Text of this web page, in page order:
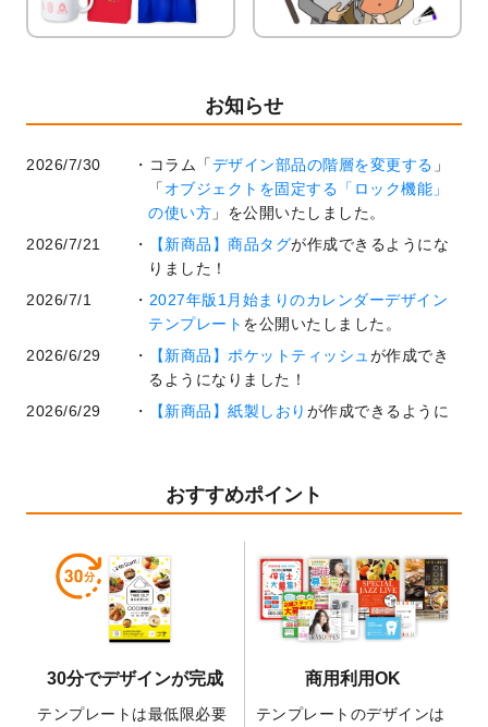
お知らせ
2026/7/30 コラム「デザイン部品の階層を変更する 」
「 オブジェクトを固定する「ロック機能」
の使い方 」を公開いたしました。
2026/7/21
【新商品】商品タグが作成できるようにな
りました！
2026/7/1
2027年版1月始まりのカレンダーデザイン
テンプレート を公開いたしました。
2026/6/29
【新商品】ポケットティッシュが作成でき
るようになりました！
2026/6/29
【新商品】紙製しおり が作成できるように
業効率を上げる便利な操作方法3選！
開いたしました。
暑中見舞いのデザインテンプレート
しました。
2026/5/28
【新商品】マグネットステッカーが作成で
きるようになりました！
の全4ステップを解説！」を公開いたしまし
た。
おすすめポイント
30分でデザインが完成
テンプレートは最低限必要
商用利用OK
テンプレートのデザインは